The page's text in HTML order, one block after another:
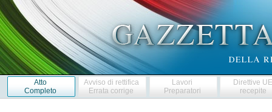
Atto
Completo
Avviso di rettifica
Errata corrige
Lavori
Preparatori
Direttive
recepite